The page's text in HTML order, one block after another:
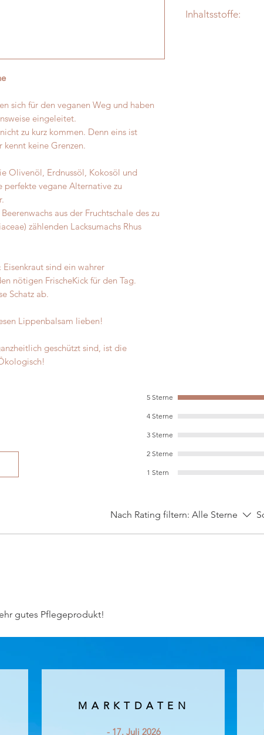
sich für den veganen Weg und haben
eingeleitet.
zu kurz kommen. Denn eins ist
keine Grenzen.
Olivenöl, Erdnussöl, Kokosöl und
vegane Alternative zu
aus der Fruchtschale des zu
zählenden Lacksumachs Rhus
sind ein wahrer
nötigen FrischeKick für den Tag.
Schatz ab.
Lippenbalsam lieben!
geschützt sind, ist die
Inhaltsstoffe:
5 Sterne
4 Sterne
3 Sterne
2 Sterne
1 Stern
Nach Rating filtern: Alle Sterne
gutes Pflegeprodukt!
MARKTDATEN
- 17. Juli 2026